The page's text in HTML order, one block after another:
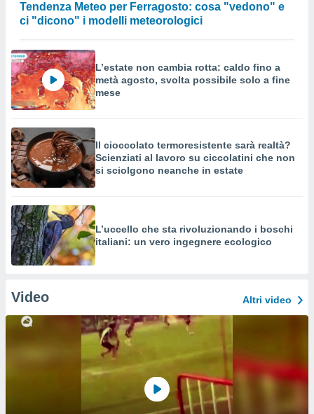
Tendenza Meteo per Ferragosto: cosa "vedono" e
ci "dicono" i modelli meteorologici
L’estate non cambia rotta: caldo fino a
metà agosto, svolta possibile solo a fine
mese
Il cioccolato termoresistente sarà realtà?
Scienziati al lavoro su ciccolatini che non
si sciolgono neanche in estate
L’uccello che sta rivoluzionando i boschi
italiani: un vero ingegnere ecologico
Video Altri video